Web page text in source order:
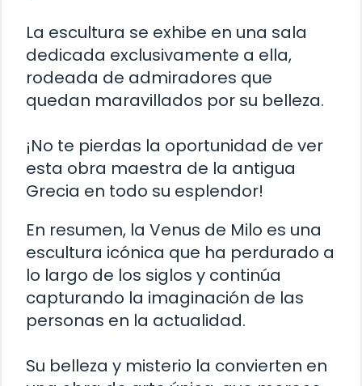
La escultura se exhibe en una sala
dedicada exclusivamente a ella,
rodeada de admiradores que
quedan maravillados por su belleza.
¡No te pierdas la oportunidad de ver
esta obra maestra de la antigua
Grecia en todo su esplendor!
En resumen, la Venus de Milo es una
escultura icónica que ha perdurado a
lo largo de los siglos y continúa
capturando la imaginación de las
personas en la actualidad.
Su belleza y misterio la convierten en